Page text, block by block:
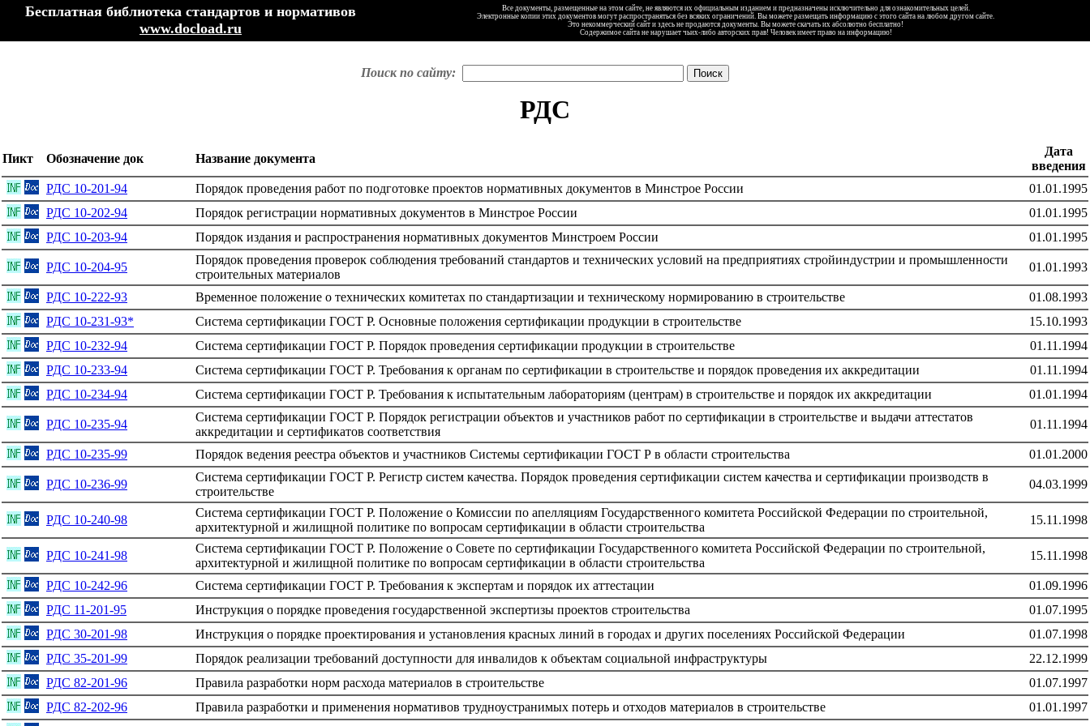
Бесплатная библиотека стандартов и нормативов
www.docload.ru
Все документы, размещенные на этом сайте, не являются их официальным изданием и предназначены исключительно для ознакомительных целей.
Электронные копии этих документов могут распространяться без всяких ограничений. Вы можете размещать информацию с этого сайта на любом другом сайте.
Это некоммерческий сайт и здесь не продаются документы. Вы можете скачать их абсолютно бесплатно!
Содержимое сайта не нарушает чьих-либо авторских прав! Человек имеет право на информацию!
Поиск по сайту:
РДС
Пикт Обозначение док Название документа
Дата
введения
РДС 10-201-94
Порядок проведения работ по подготовке проектов нормативных документов в Минстрое России
01.01.1995
РДС 10-202-94
Порядок регистрации нормативных документов в Минстрое России
01.01.1995
РДС 10-203-94
Порядок издания и распространения нормативных документов Минстроем России 01.01.1995
РДС 10-204-95
Порядок проведения проверок соблюдения требований стандартов и технических условий на предприятиях стройиндустрии и промышленности
строительных материалов
01.01.1993
РДС 10-222-93 Временное положение о технических комитетах по стандартизации и техническому нормированию в строительстве
01.08.1993
РДС 10-231-93*
Система сертификации ГОСТ Р. Основные положения сертификации продукции в строительстве
15.10.1993
РДС 10-232-94
Система сертификации ГОСТ Р. Порядок проведения сертификации продукции в строительстве
01.11.1994
РДС 10-233-94
Система сертификации ГОСТ Р. Требования к органам по сертификации в строительстве и порядок проведения их аккредитации
01.11.1994
РДС 10-234-94
Система сертификации ГОСТ Р. Требования к испытательным лабораториям (центрам) в строительстве и порядок их аккредитации 01.01.1994
РДС 10-235-94
Система сертификации ГОСТ Р. Порядок регистрации объектов и участников работ по сертификации в строительстве и выдачи аттестатов
аккредитации и сертификатов соответствия
01.11.1994
РДС 10-235-99 Порядок ведения реестра объектов и участников Системы сертификации ГОСТ Р в области строительства 01.01.2000
РДС 10-236-99
Система сертификации ГОСТ Р. Регистр систем качества. Порядок проведения сертификации систем качества и сертификации производств в
строительстве
04.03.1999
РДС 10-240-98
Система сертификации ГОСТ Р. Положение о Комиссии по апелляциям Государственного комитета Российской Федерации по строительной,
архитектурной и жилищной политике по вопросам сертификации в области строительства
15.11.1998
РДС 10-241-98
Система сертификации ГОСТ Р. Положение о Совете по сертификации Государственного комитета Российской Федерации по строительной,
архитектурной и жилищной политике по вопросам сертификации в области строительства
15.11.1998
РДС 10-242-96 Система сертификации ГОСТ Р. Требования к экспертам и порядок их аттестации
01.09.1996
РДС 11-201-95
Инструкция о порядке проведения государственной экспертизы проектов строительства
01.07.1995
РДС 30-201-98
Инструкция о порядке проектирования и установления красных линий в городах и других поселениях Российской Федерации
01.07.1998
РДС 35-201-99
Порядок реализации требований доступности для инвалидов к объектам социальной инфраструктуры
22.12.1999
РДС 82-201-96
Правила разработки норм расхода материалов в строительстве
01.07.1997
РДС 82-202-96
Правила разработки и применения нормативов трудноустранимых потерь и отходов материалов в строительстве
01.01.1997